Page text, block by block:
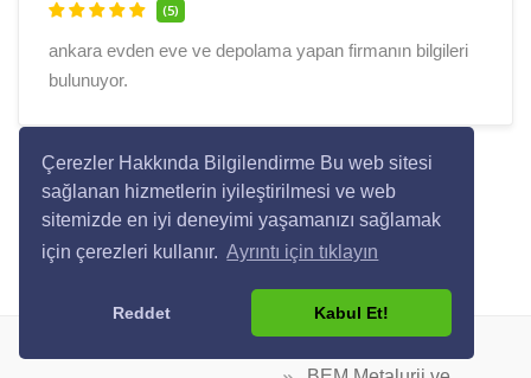
Çerezler Hakkında Bilgilendirme Bu web sitesi
sağlanan hizmetlerin iyileştirilmesi ve web
sitemizde en iyi deneyimi yaşamanızı sağlamak
için çerezleri kullanır. Ayrıntı için tıklayın
Reddet Kabul Et!
(5)
ankara evden eve ve depolama yapan firmanın bilgileri
bulunuyor.